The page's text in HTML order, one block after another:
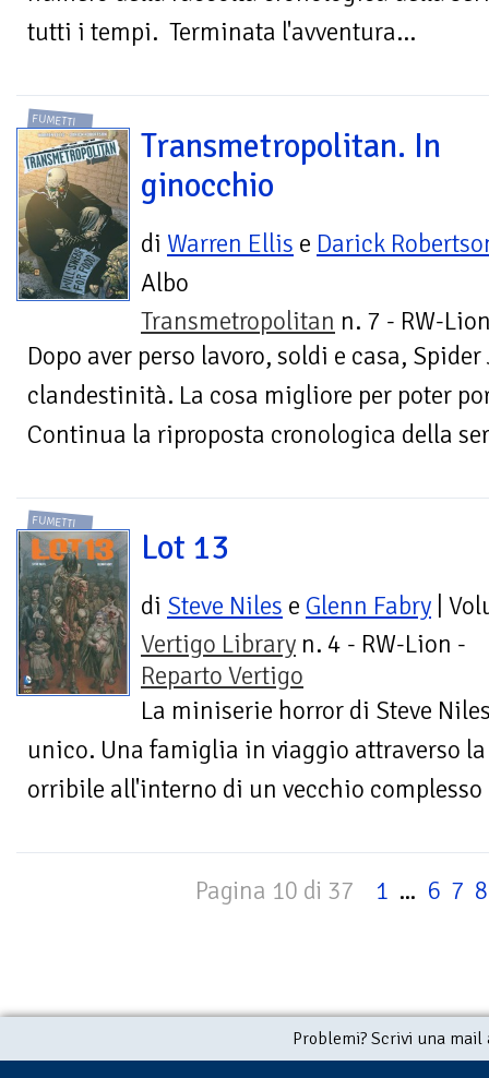
tutti i tempi. Terminata l'avventura...
FUMETTI
Transmetropolitan. In
ginocchio
di Warren Ellis e Darick
Albo
Transmetropolitan n. 7 - RW-
Dopo aver perso lavoro, soldi e casa,
clandestinità. La cosa migliore per poter
Continua la riproposta cronologica della
FUMETTI
Lot 13
di Steve Niles e Glenn Fabry |
Vertigo Library n. 4 - RW-Lion -
Reparto Vertigo
La miniserie horror di Steve
unico. Una famiglia in viaggio attraverso
orribile all'interno di un vecchio
Pagina 10 di 37 1 ... 6 7 8
Problemi? Scrivi una